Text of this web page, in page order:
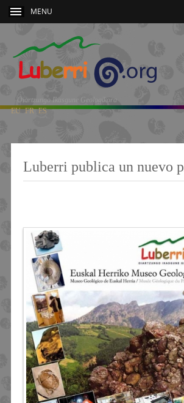
MENU
Oiartzungo Ikasgune Geologikora
EU FR ES
Luberri publica un nuevo